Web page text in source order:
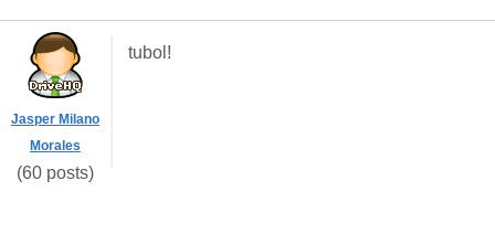
Jasper Milano
Morales
(60 posts)
tubol!